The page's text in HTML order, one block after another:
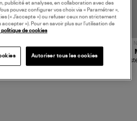
TORAL
Mousse
publicité et analyses, en collaboration avec des
pouvez configurer vos choix via « Paramétrer »,
(« J’accepte ») ou refuser ceux non strictement
»). Pour en savoir plus sur l’utilisation de
de cookies
Autoriser tous les cookies